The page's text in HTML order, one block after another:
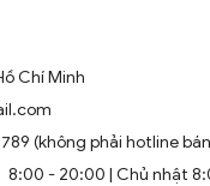
Tạo và Nguyên Lý
Chí Minh
789 (không phải hotline
8:00 - 20:00 | Chủ nhật